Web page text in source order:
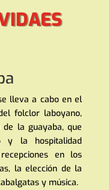
lleva a cabo en el
folclor laboyano,
la guayaba, que
y la hospitalidad
en los
la elección de la
y música.